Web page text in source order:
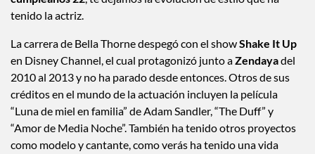
tenido la actriz.
La carrera de Bella Thorne despegó con el showShake It Up
en Disney Channel, el cual protagonizó junto aZendayadel
2010 al 2013 y no ha parado desde entonces. Otros de sus
créditos en el mundo de la actuación incluyen la película
“Luna de miel en familia” de Adam Sandler, “The Duff” y
“Amor de Media Noche”. También ha tenido otros proyectos
como modelo y cantante, como verás ha tenido una vida